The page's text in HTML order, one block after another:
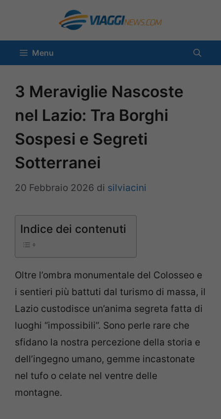
contenuto
Menu
3 Meraviglie Nascoste
nel Lazio: Tra Borghi
Sospesi e Segreti
Sotterranei
20 Febbraio 2026 di silviacini
Indice dei contenuti
Oltre l’ombra monumentale del Colosseo e
i sentieri più battuti dal turismo di massa, il
Lazio custodisce un’anima segreta fatta di
luoghi “impossibili”. Sono perle rare che
sfidano la nostra percezione della storia e
dell’ingegno umano, gemme incastonate
nel tufo o celate nel ventre delle
montagne.